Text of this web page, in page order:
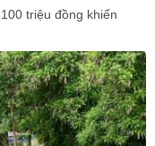
triệu đồng khiến